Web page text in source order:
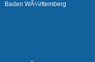
Baden WÃ¼rttemberg